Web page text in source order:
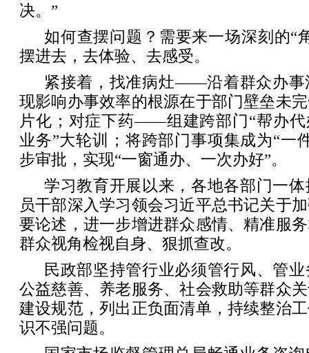
决。”
如何查摆问题？需要来一场深刻的
摆进去，去体验、去感受。
紧接着，找准病灶——沿着群众办事
现影响办事效率的根源在于部门壁垒未
片化；对症下药——组建跨部门“帮办代
业务”大轮训；将跨部门事项集成为“一
步审批，实现“一窗通办、一次办好”。
学习教育开展以来，各地各部门一
员干部深入学习领会习近平总书记关于
要论述，进一步增进群众感情、精准服
群众视角检视自身、狠抓查改。
民政部坚持管行业必须管行风、管
公益慈善、养老服务、社会救助等群众
建设规范，列出正负面清单，持续整治
识不强问题。